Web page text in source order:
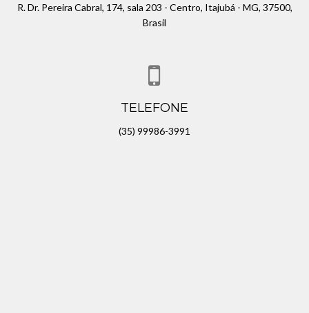
R. Dr. Pereira Cabral, 174, sala 203 - Centro, Itajubá - MG, 37500,
Brasil
TELEFONE
(35) 99986-3991